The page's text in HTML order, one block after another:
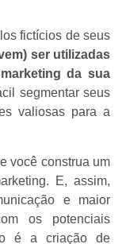
fictícios de seus
ser utilizadas
da sua
segmentar seus
valiosas para a
você construa um
E, assim,
e maior
os potenciais
é a criação de